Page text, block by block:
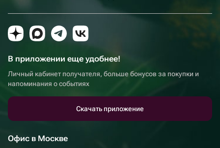
В приложении еще удобнее!
Личный кабинет получателя, больше бонусов за покупки и
напоминания о событиях
Скачать приложение
Офис в Москве